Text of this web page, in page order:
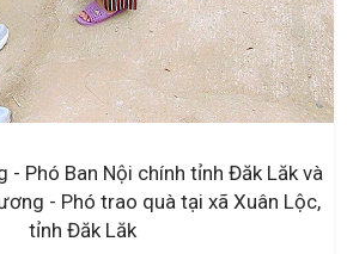
- Phó Ban Nội chính tỉnh Đăk Lăk và
- Phó trao quà tại xã Xuân Lộc,
tỉnh Đăk Lăk